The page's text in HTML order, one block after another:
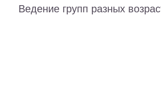
Ведение групп разных